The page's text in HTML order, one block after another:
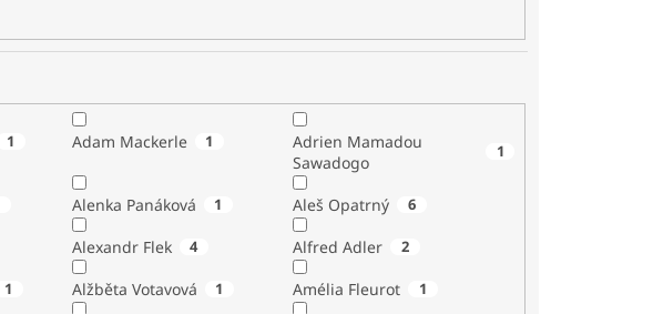
1 Adam Mackerle 1
Adrien Mamadou
Sawadogo
1
Alenka Panáková 1 Aleš Opatrný 6
Alexandr Flek 4 Alfred Adler 2
1 Alžběta Votavová 1 Amélia Fleurot 1